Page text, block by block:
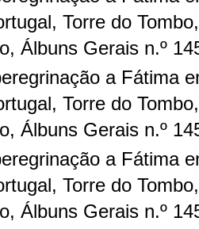
Torre do
Álbuns Gerais n.º
a Fátima
Torre do
Álbuns Gerais n.º
a Fátima
Torre do
Álbuns Gerais n.º